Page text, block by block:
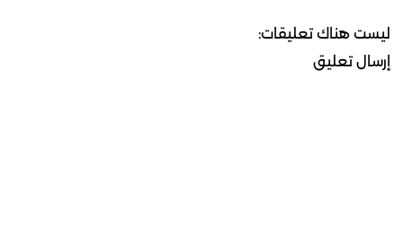
ليست هناك تعليقات:
إرسال تعليق